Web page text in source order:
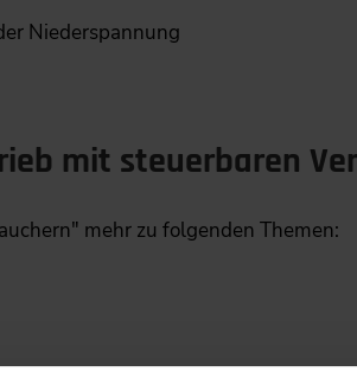
Niederspannung
mit steuerbaren
mehr zu folgenden Themen: